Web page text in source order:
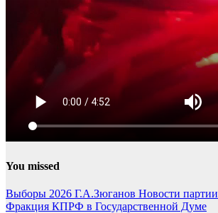
You missed
Выборы 2026 Г.А.Зюганов Новости партии
Фракция КПРФ в Государственной Думе